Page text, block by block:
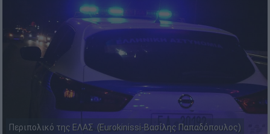
Περιπολικό της ΕΛΑΣ (Eurokinissi-Βασίλης Παπαδόπουλος)